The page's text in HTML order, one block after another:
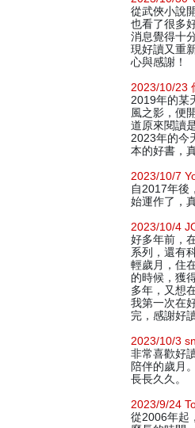
從武俠小說
也看了很多
消息覺得十
現好讀又重
心與感謝！
2023/10/23
2019年的某
風之影，便
道原來閱讀
2023年的今
本的好書，
2023/10/7
自2017年後
始運作了，
2023/10/4
好多年前，
系列，還有
輕歲月，住
的時候，獲
多年，又想
我第一次在
完，感謝好
2023/10/3
非常喜歡好
陪伴的歲月
長長久久。
2023/9/24
從2006年起